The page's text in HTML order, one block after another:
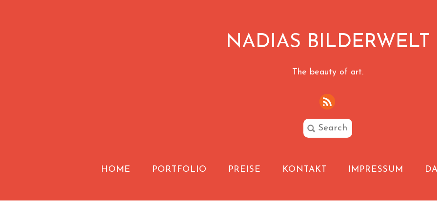
NADIAS BILDERWELT
The beauty of art.
HOME PORTFOLIO PREISE KONTAKT IMPRESSUM